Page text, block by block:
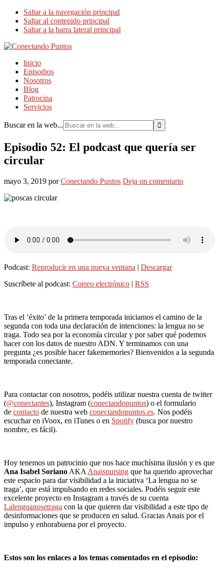
Saltar a la navegación principal
Saltar al contenido principal
Saltar a la barra lateral principal
Inicio
Episodios
Nosotros
Blog
Patrocina
Servicios
Buscar en la web...
Episodio 52: El podcast que quería ser
circular
mayo 3, 2019 porConectando Puntos Deja un comentario
Podcast: Reproducir en una nueva ventana | Descargar
Suscríbete al podcast: Correo electrónico | RSS
Tras el ‘éxito’ de la primera temporada iniciamos el camino de la
segunda con toda una declaración de intenciones: la lengua no se
traga. Todo sea por la economía circular y por saber qué podemos
hacer con los datos de nuestro ADN. Y terminamos con una
pregunta ¿es posible hacer fakememories? Bienvenidos a la segunda
temporada conectante.
Para contactar con nosotros, podéis utilizar nuestra cuenta de twitter
(@conectantes), Instagram (conectandopuntos) o el formulario
de contacto de nuestra web conectandopuntos.es. Nos podéis
escuchar en iVoox, en iTunes o en Spotify (busca por nuestro
nombre, es fácil).
Hoy tenemos un patrocinio que nos hace muchísima ilusión y es que
Ana Isabel Soriano AKA Anaisnursing que ha querido aprovechar
este espacio para dar visibilidad a la iniciativa ‘La lengua no se
traga’, que está impulsando en redes sociales. Podéis seguir este
excelente proyecto en Instagram a través de su cuenta
Lalenguanosetraga con la que quieren dar visibilidad a este tipo de
desinformaciones que se producen en salud. Gracias Anais por el
impulso y enhorabuena por el proyecto.
Estos son los enlaces a los temas comentados en el episodio: